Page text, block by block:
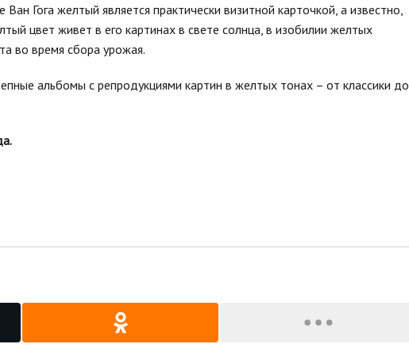
Гога желтый является практически визитной карточкой, а известно,
цвет живет в его картинах в свете солнца, в изобилии желтых
во время сбора урожая.
альбомы с репродукциями картин в желтых тонах – от классики до